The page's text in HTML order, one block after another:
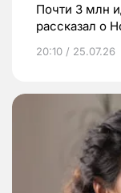
Почти 3 млн
рассказал о
20:10 / 25.07.26